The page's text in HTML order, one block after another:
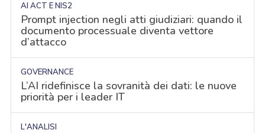
AI ACT E NIS2
Prompt injection negli atti giudiziari: quando il
documento processuale diventa vettore
d’attacco
GOVERNANCE
L’AI ridefinisce la sovranità dei dati: le nuove
priorità per i leader IT
L'ANALISI